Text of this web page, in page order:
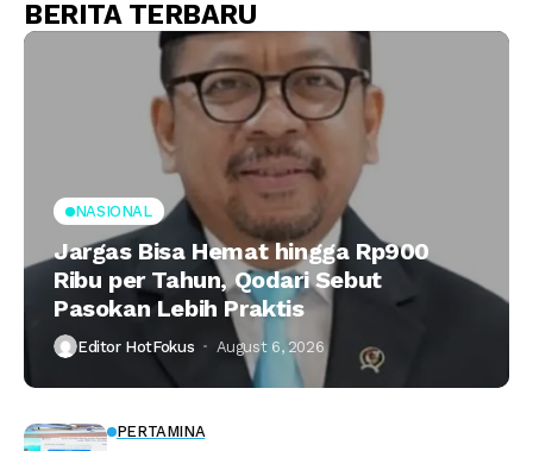
BERITA TERBARU
NASIONAL
Jargas Bisa Hemat hingga Rp900
Ribu per Tahun, Qodari Sebut
Pasokan Lebih Praktis
Editor HotFokus August 6, 2026
PERTAMINA